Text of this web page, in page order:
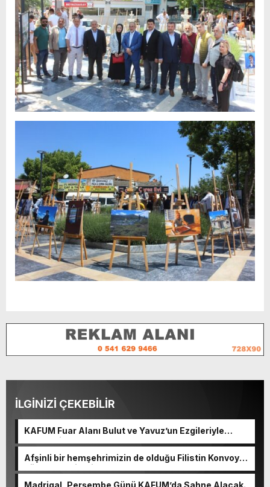
İLGİNİZİ ÇEKEBİLİR
KAFUM Fuar Alanı Bulut ve Yavuz’un Ezgileriyle
Şenlendi.
Afşinli bir hemşehrimizin de olduğu Filistin Konvoyu,
güçlenerek ilerliyor.